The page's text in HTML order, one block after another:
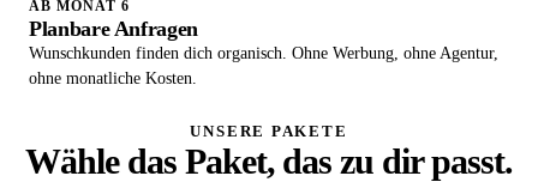
AB MONAT 6
Planbare Anfragen
Wunschkunden finden dich organisch. Ohne Werbung, ohne Agentur,
ohne monatliche Kosten.
UNSERE PAKETE
Wähle das Paket, das zu dir passt.